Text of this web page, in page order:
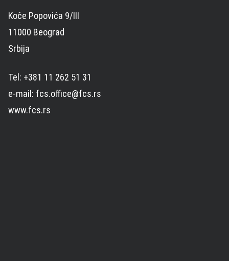
Koče Popovića 9/III
11000 Beograd
Srbija
Tel: +381 11 262 51 31
e-mail: fcs.office@fcs.rs
www.fcs.rs